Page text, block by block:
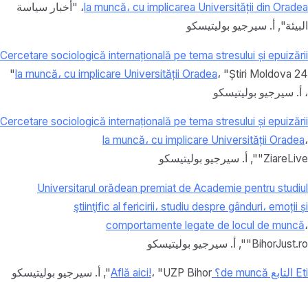
la muncă، cu implicarea Universității din Oradea، "أخبار سياسة
البيئة", أ. سيرجيو بوليتيسكو
Cercetare sociologică internațională pe tema stresului și epuizării
la muncă، cu implicare Universității Oradea، "Știri Moldova 24"
، أ. سيرجيو بوليتيسكو
Cercetare sociologică internațională pe tema stresului și epuizării
la muncă، cu implicare Universității Oradea،
"ZiareLive"
, أ. سيرجيو بوليتيسكو
Universitarul orădean premiat de Academie pentru studiul
ştiinţific al fericirii، studiu despre gânduri، emoții și
comportamente legate de locul de muncă،
"BihorJust.ro"
, أ. سيرجيو بوليتيسكو
Eti التابع de muncă؟ Află aici! ، "UZP Bihor" , أ. سيرجيو بوليتيسكو